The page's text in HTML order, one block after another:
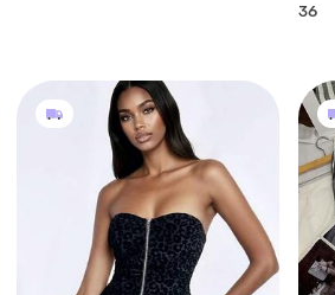
36